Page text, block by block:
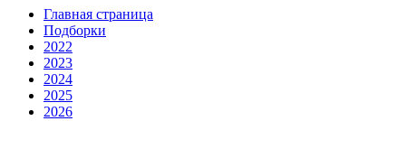
Глав­ная стра­ни­ца
Подборки
2022
2023
2024
2025
2026